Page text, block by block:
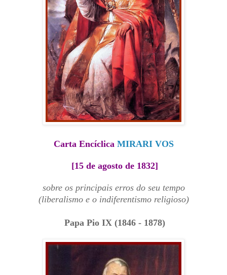
Carta Encíclica MIRARI VOS
[15 de agosto de 1832]
sobre os principais erros do seu tempo
(liberalismo e o indiferentismo religioso)
Papa Pio IX (1846 - 1878)